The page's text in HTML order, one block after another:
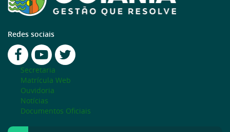
Redes sociais
Secretaria
Matrícula Web
Ouvidoria
Notícias
Documentos Oficiais